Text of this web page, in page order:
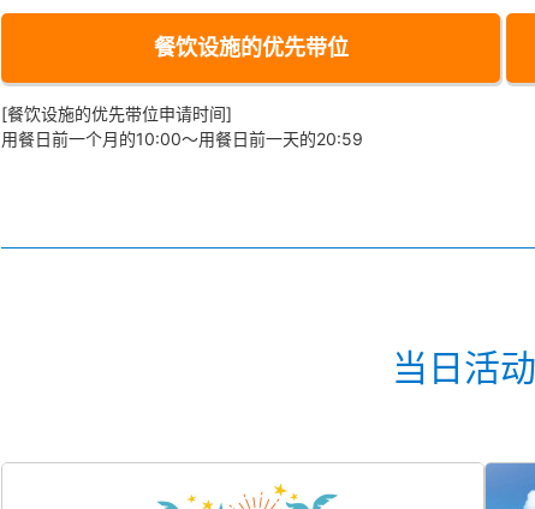
餐饮设施的优先带位
[餐饮设施的优先带位申请时间]
用餐日前一个月的10:00～用餐日前一天的20:59
当日活